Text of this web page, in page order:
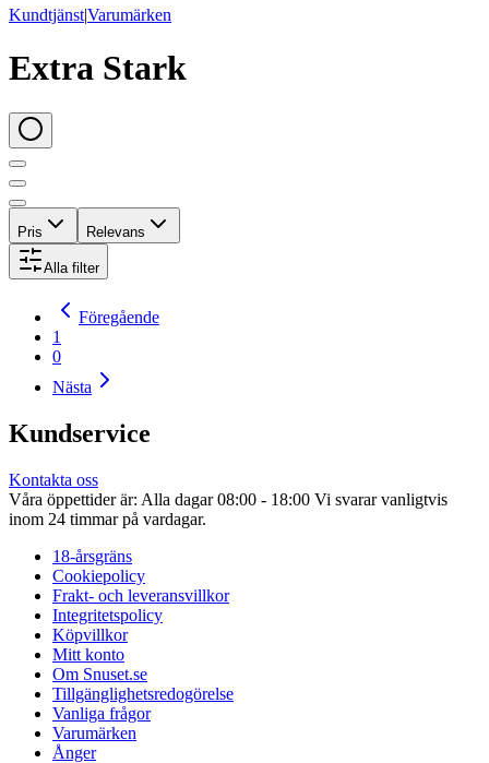
Kundtjänst|Varumärken
Extra Stark
Pris Relevans
Alla filter
Föregående
1
0
Nästa
Kundservice
Kontakta oss
Våra öppettider är: Alla dagar 08:00 - 18:00 Vi svarar vanligtvis
inom 24 timmar på vardagar.
18-årsgräns
Cookiepolicy
Frakt- och leveransvillkor
Integritetspolicy
Köpvillkor
Mitt konto
Om Snuset.se
Tillgänglighetsredogörelse
Vanliga frågor
Varumärken
Ånger